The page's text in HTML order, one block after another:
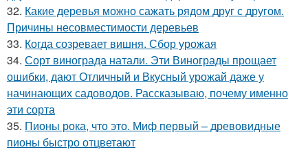
32. Какие деревья можно сажать рядом друг с другом.
Причины несовместимости деревьев
33. Когда созревает вишня. Сбор урожая
34. Сорт винограда натали. Эти Винограды прощает
ошибки, дают Отличный и Вкусный урожай даже у
начинающих садоводов. Рассказываю, почему именно
эти сорта
35. Пионы рока, что это. Миф первый – древовидные
пионы быстро отцветают